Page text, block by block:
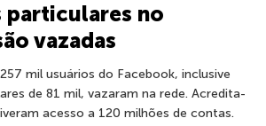
particulares no
vazadas
mil usuários do Facebook, inclusive
de 81 mil, vazaram na rede. Acredita-
acesso a 120 milhões de contas.